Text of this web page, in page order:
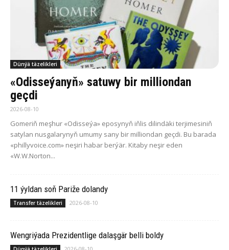
Dünýä täzelikleri
«Odisseýanyň» satuwy bir milliondan
geçdi
2026-08-10
Gomeriň meşhur «Odisseýa» eposynyň iňlis dilindäki terjimesiniň
satylan nusgalarynyň umumy sany bir milliondan geçdi. Bu barada
«phillyvoice.com» neşiri habar berýär. Kitaby neşir eden
«W.W.Norton...
11 ýyldan soň Pariže dolandy
Transfer täzelikleri 2026-08-10
Wengriýada Prezidentlige dalaşgär belli boldy